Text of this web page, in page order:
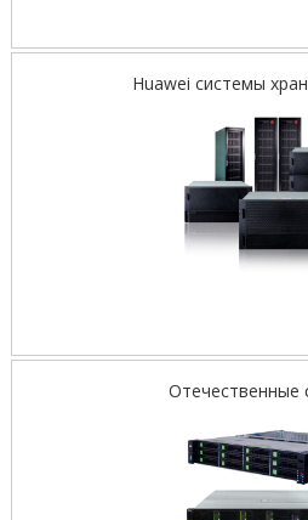
Huawei системы
Отечественные